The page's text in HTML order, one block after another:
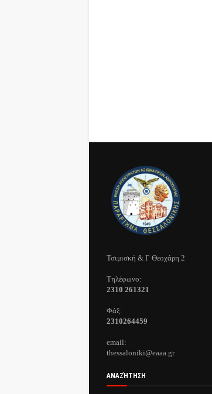
Τσιμισκή & Γ Θεοχάρη 2
Τηλέφωνo:
2310 261321
Φάξ:
2310264459
email:
thessaloniki@eaaa.gr
ΑΝΑΖΉΤΗΣΗ